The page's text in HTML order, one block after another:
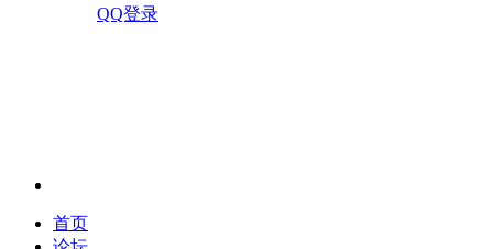
QQ登录
首页